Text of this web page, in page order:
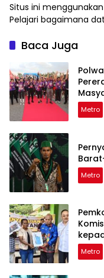
Situs ini
Pelajari bagaimana
Baca Juga
Metro
Metro
Metro